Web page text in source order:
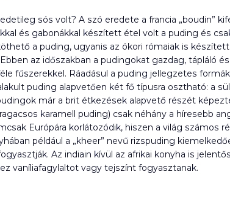
sós volt? A szó eredete a francia „boudin”
és gabonákkal készített étel volt a puding és
a puding, ugyanis az ókori rómaiak is
az időszakban a pudingokat gazdag, tápláló
fűszerekkel. Ráadásul a puding jellegzetes
puding alapvetően két fő típusra osztható: a
már a brit étkezések alapvető részét
karamell puding) csak néhány a híresebb
Európára korlátozódik, hiszen a világ számos
például a „kheer” nevű rizspuding
Az indiain kívül az afrikai konyha is
vaníliafagylaltot vagy tejszínt fogyasztanak.